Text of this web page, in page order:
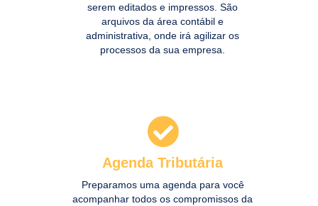
serem editados e impressos. São
arquivos da área contábil e
administrativa, onde irá agilizar os
processos da sua empresa.
Acessar
Agenda Tributária
Preparamos uma agenda para você
acompanhar todos os compromissos da